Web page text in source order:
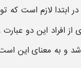
در ابتدا لازم است
از افراد این دو
و به معنای این